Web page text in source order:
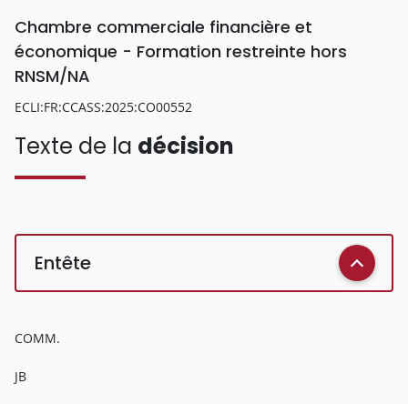
Chambre commerciale financière et
économique - Formation restreinte hors
RNSM/NA
ECLI:FR:CCASS:2025:CO00552
Texte de la décision
Entête
COMM.
JB